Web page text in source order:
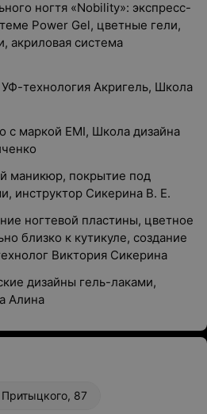
ногтя «Nobility»: экспресс-
Power Gel, цветные гели,
акриловая система
технология Акригель, Школа
с маркой EMI, Школа дизайна
маникюр, покрытие под
инструктор Сикерина В. Е.
ногтевой пластины, цветное
близко к кутикуле, создание
Виктория Сикерина
дизайны гель-лаками,
Алина
87